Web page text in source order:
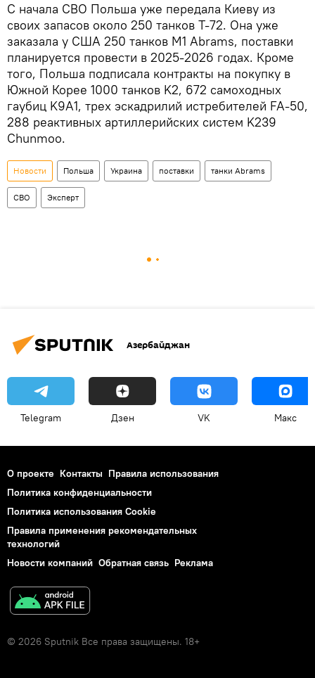
С начала СВО Польша уже передала Киеву из
своих запасов около 250 танков Т-72. Она уже
заказала у США 250 танков M1 Abrams, поставки
планируется провести в 2025-2026 годах. Кроме
того, Польша подписала контракты на покупку в
Южной Корее 1000 танков K2, 672 самоходных
гаубиц K9A1, трех эскадрилий истребителей FA-50,
288 реактивных артиллерийских систем K239
Chunmoo.
Новости Польша Украина поставки танки Abrams
СВО Эксперт
Азербайджан
Telegram Дзен VK Макс
О проекте Контакты Правила использования
Политика конфиденциальности
Политика использования Cookie
Правила применения рекомендательных
технологий
Новости компаний Обратная связь Реклама
© 2026 Sputnik Все права защищены. 18+